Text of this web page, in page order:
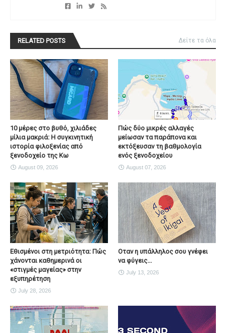
RELATED POSTS Δείτε τα όλα
10 μέρες στο βυθό, χιλιάδες
μίλια μακριά: Η συγκινητική
ιστορία φιλοξενίας από
ξενοδοχείο της Κω
August 09, 2026
Πώς δύο μικρές αλλαγές
μείωσαν τα παράπονα και
εκτόξευσαν τη βαθμολογία
ενός ξενοδοχείου
August 07, 2026
Εθισμένοι στη μετριότητα: Πώς
χάνονται καθημερινά οι
«στιγμές μαγείας» στην
εξυπηρέτηση
July 28, 2026
Οταν η υπάλληλος σου γνέφει
να φύγεις...
July 13, 2026